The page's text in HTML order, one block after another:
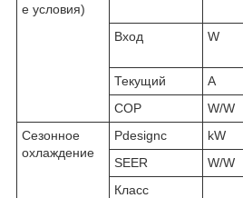
е условия)
Вход W
Текущий
A
COP
W/W
Сезонное
охлаждение
Pdesignc kW
SEER
W/W
Класс